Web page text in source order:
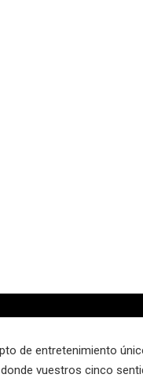
de entretenimiento
vuestros cinco